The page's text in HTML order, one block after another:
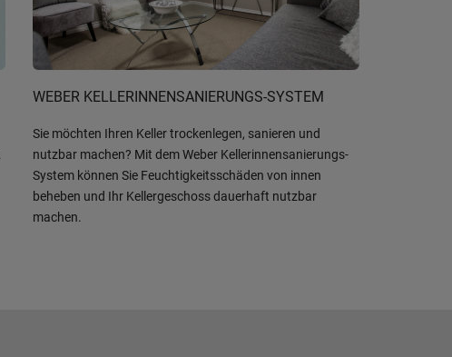
WEBER KELLERINNENSANIERUNGS-SYSTEM
Sie möchten Ihren Keller trockenlegen, sanieren und
nutzbar machen? Mit dem Weber Kellerinnensanierungs-
System können Sie Feuchtigkeitsschäden von innen
beheben und Ihr Kellergeschoss dauerhaft nutzbar
machen.